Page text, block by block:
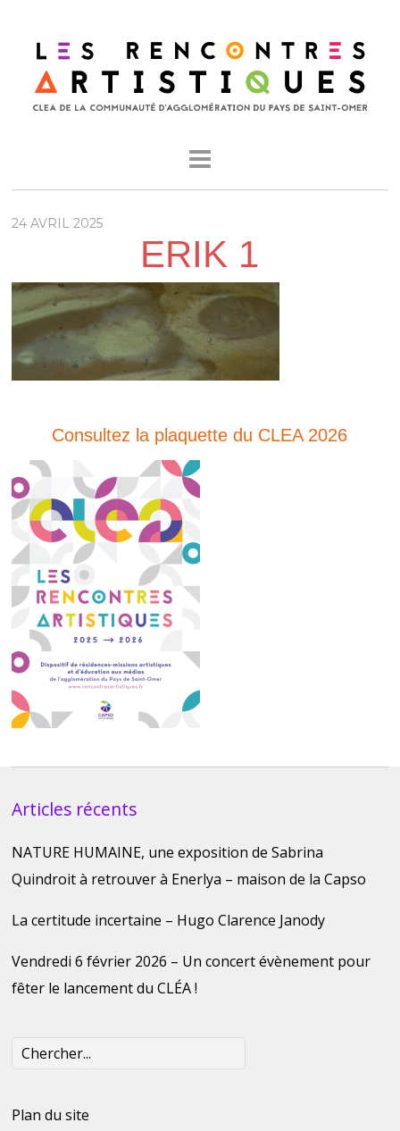
24 AVRIL 2025
ERIK 1
Consultez la plaquette du CLEA 2026
Articles récents
NATURE HUMAINE, une exposition de Sabrina
Quindroit à retrouver à Enerlya – maison de la Capso
La certitude incertaine – Hugo Clarence Janody
Vendredi 6 février 2026 – Un concert évènement pour
fêter le lancement du CLÉA !
Plan du site